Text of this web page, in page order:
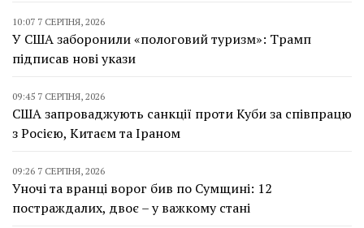
10:07 7 СЕРПНЯ, 2026
У США заборонили «пологовий туризм»: Трамп
підписав нові укази
09:45 7 СЕРПНЯ, 2026
США запроваджують санкції проти Куби за співпрацю
з Росією, Китаєм та Іраном
09:26 7 СЕРПНЯ, 2026
Уночі та вранці ворог бив по Сумщині: 12
постраждалих, двоє – у важкому стані